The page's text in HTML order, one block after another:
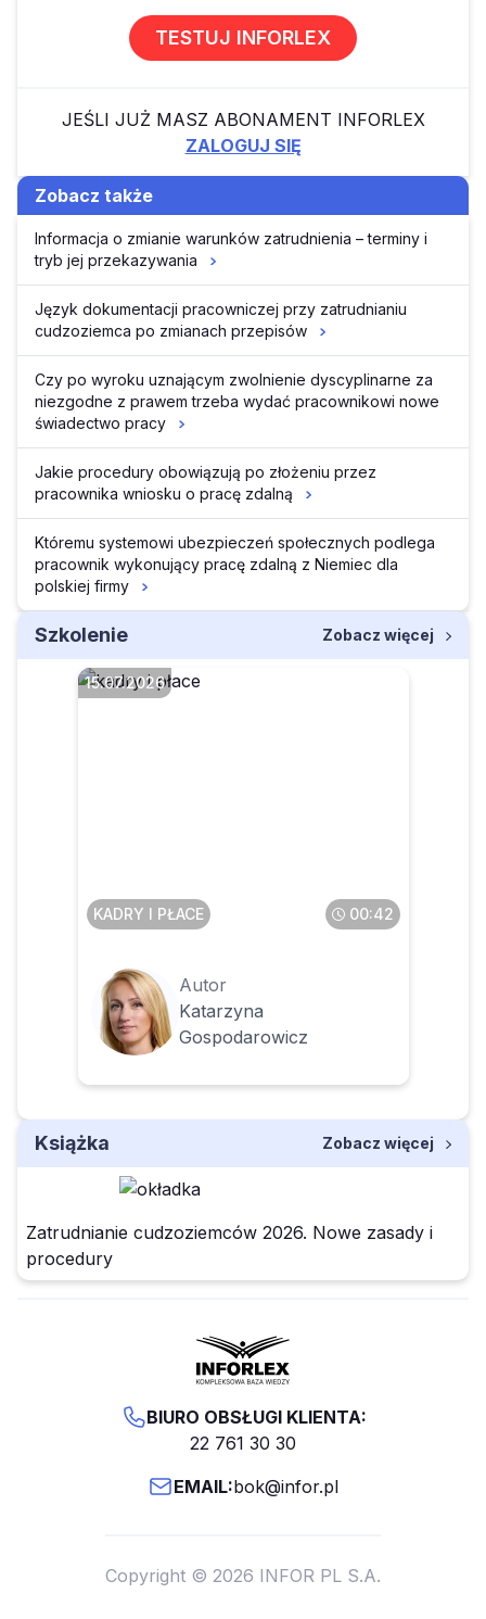
TESTUJ INFORLEX
JEŚLI JUŻ MASZ ABONAMENT INFORLEX
ZALOGUJ SIĘ
Zobacz także
Informacja o zmianie warunków zatrudnienia – terminy i
tryb jej przekazywania
Język dokumentacji pracowniczej przy zatrudnianiu
cudzoziemca po zmianach przepisów
Czy po wyroku uznającym zwolnienie dyscyplinarne za
niezgodne z prawem trzeba wydać pracownikowi nowe
świadectwo pracy
Jakie procedury obowiązują po złożeniu przez
pracownika wniosku o pracę zdalną
Któremu systemowi ubezpieczeń społecznych podlega
pracownik wykonujący pracę zdalną z Niemiec dla
polskiej firmy
Szkolenie Zobacz więcej
15.07.2026
KADRY I PŁACE 00:42
Autor
Katarzyna
Gospodarowicz
Książka Zobacz więcej
Zatrudnianie cudzoziemców 2026. Nowe zasady i
procedury
BIURO OBSŁUGI KLIENTA:
22 761 30 30
EMAIL:bok@infor.pl
Copyright © 2026 INFOR PL S.A.